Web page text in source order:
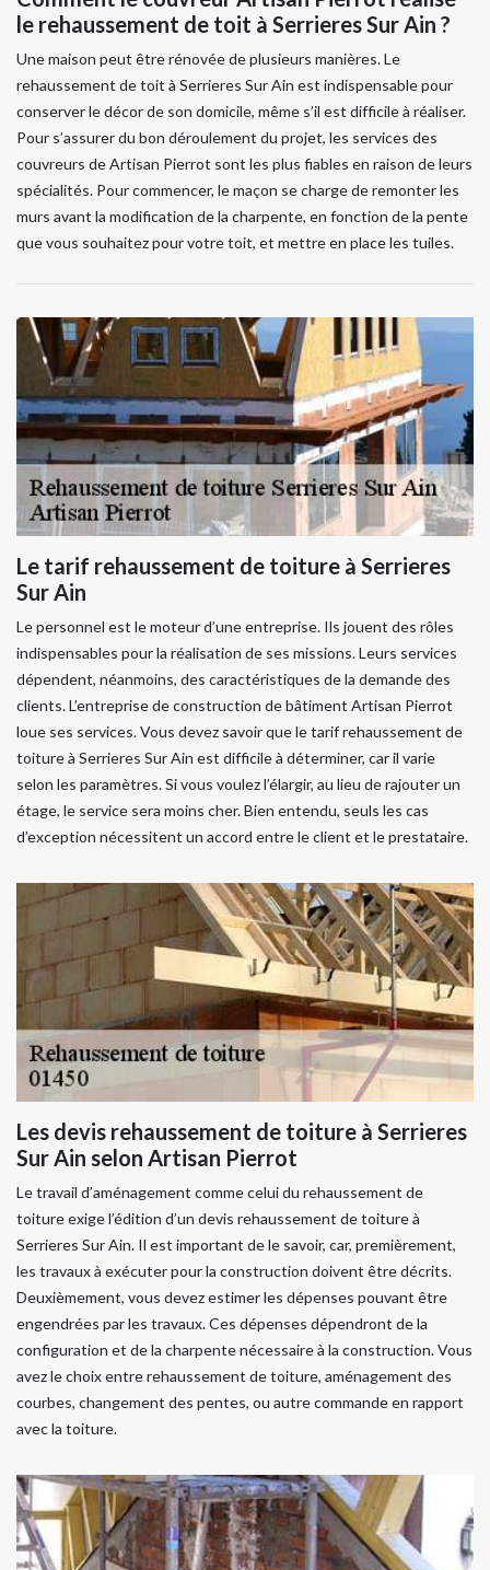
le rehaussement de toit à Serrieres Sur Ain ?
Une maison peut être rénovée de plusieurs manières. Le
rehaussement de toit à Serrieres Sur Ain est indispensable pour
conserver le décor de son domicile, même s’il est difficile à réaliser.
Pour s’assurer du bon déroulement du projet, les services des
couvreurs de Artisan Pierrot sont les plus fiables en raison de leurs
spécialités. Pour commencer, le maçon se charge de remonter les
murs avant la modification de la charpente, en fonction de la pente
que vous souhaitez pour votre toit, et mettre en place les tuiles.
Le tarif rehaussement de toiture à Serrieres
Sur Ain
Le personnel est le moteur d’une entreprise. Ils jouent des rôles
indispensables pour la réalisation de ses missions. Leurs services
dépendent, néanmoins, des caractéristiques de la demande des
clients. L’entreprise de construction de bâtiment Artisan Pierrot
loue ses services. Vous devez savoir que le tarif rehaussement de
toiture à Serrieres Sur Ain est difficile à déterminer, car il varie
selon les paramètres. Si vous voulez l’élargir, au lieu de rajouter un
étage, le service sera moins cher. Bien entendu, seuls les cas
d’exception nécessitent un accord entre le client et le prestataire.
Les devis rehaussement de toiture à Serrieres
Sur Ain selon Artisan Pierrot
Le travail d’aménagement comme celui du rehaussement de
toiture exige l’édition d’un devis rehaussement de toiture à
Serrieres Sur Ain. Il est important de le savoir, car, premièrement,
les travaux à exécuter pour la construction doivent être décrits.
Deuxièmement, vous devez estimer les dépenses pouvant être
engendrées par les travaux. Ces dépenses dépendront de la
configuration et de la charpente nécessaire à la construction. Vous
avez le choix entre rehaussement de toiture, aménagement des
courbes, changement des pentes, ou autre commande en rapport
avec la toiture.